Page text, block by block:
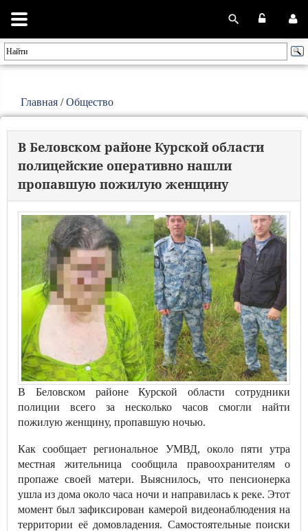
Главная /Общество
В Беловском районе Курской области
полицейские оперативно нашли
пропавшую пожилую женщину
В Беловском районе Курской области сотрудники
полиции всего за несколько часов смогли найти
пожилую женщину, пропавшую ночью.
Как сообщает региональное УМВД, около пяти утра
местная жительница сообщила правоохранителям о
пропаже своей матери. Выяснилось, что пенсионерка
ушла из дома около часа ночи и направилась к реке. Этот
момент был зафиксирован камерой видеонаблюдения на
территории её домовладения. Самостоятельные поиски